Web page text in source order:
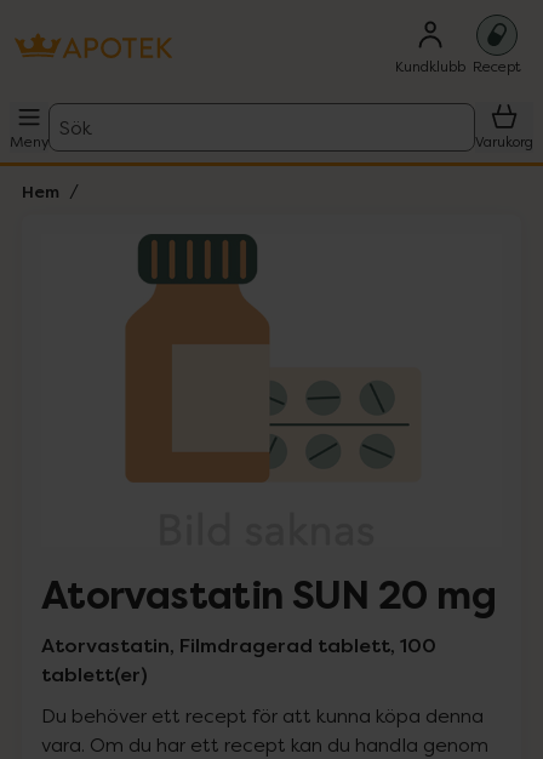
Kundklubb Recept
Meny
Sök
Varukorg
Hem
Lista: . Innehåller 1 objekt.
Atorvastatin SUN 20 mg
Atorvastatin, Filmdragerad tablett, 100
tablett(er)
Du behöver ett recept för att kunna köpa denna
vara. Om du har ett recept kan du handla genom